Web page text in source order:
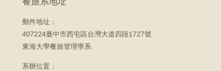
郵件地址：
407224臺中市西屯區台灣大道四段1727號
東海大學餐旅管理學系
系辦位置：